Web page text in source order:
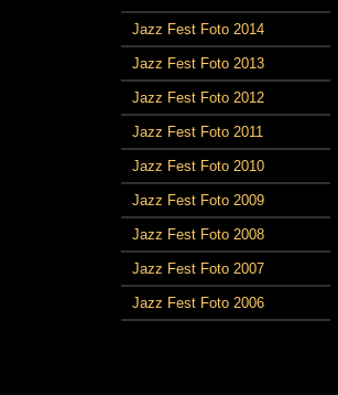
Jazz Fest Foto 2014
Jazz Fest Foto 2013
Jazz Fest Foto 2012
Jazz Fest Foto 2011
Jazz Fest Foto 2010
Jazz Fest Foto 2009
Jazz Fest Foto 2008
Jazz Fest Foto 2007
Jazz Fest Foto 2006